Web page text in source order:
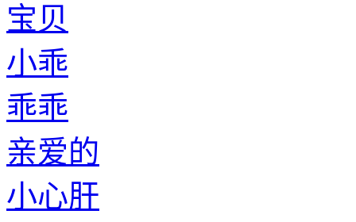
宝贝
小乖
乖乖
亲爱的
小心肝